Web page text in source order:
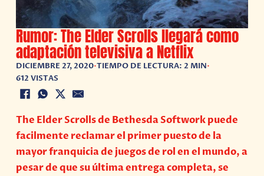
Rumor: The Elder Scrolls llegará como
adaptación televisiva a Netflix
DICIEMBRE 27, 2020•TIEMPO DE LECTURA: 2 MIN•
612 VISTAS
The Elder Scrolls de Bethesda Softwork puede
facilmente reclamar el primer puesto de la
mayor franquicia de juegos de rol en el mundo, a
pesar de que su última entrega completa, se